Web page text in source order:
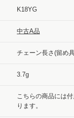
K18YG
中古A品
チェーン長さ(留め
3.7g
こちらの商品には
ります。